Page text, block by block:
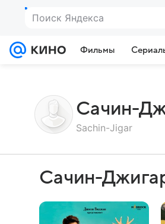
Фильмы
Сачин-
Sachin-Jigar
Сачин-